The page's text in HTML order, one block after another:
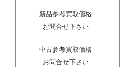
新品参考買取価格
お問合せ下さい
中古参考買取価格
お問合せ下さい